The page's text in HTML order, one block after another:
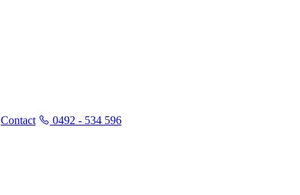
Contact 0492 - 534 596